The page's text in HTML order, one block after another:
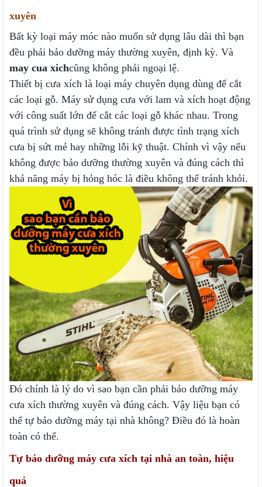
xuyên
Bất kỳ loại máy móc nào muốn sử dụng lâu dài thì bạn
đều phải bảo dưỡng máy thường xuyên, định kỳ. Và
may cua xichcũng không phải ngoại lệ.
Thiết bị cưa xích là loại máy chuyên dụng dùng để cắt
các loại gỗ. Máy sử dụng cưa với lam và xích hoạt động
với công suất lớn để cắt các loại gỗ khác nhau. Trong
quá trình sử dụng sẽ không tránh được tình trạng xích
cưa bị sứt mẻ hay những lỗi kỹ thuật. Chính vì vậy nếu
không được bảo dưỡng thường xuyên và đúng cách thì
khả năng máy bị hỏng hóc là điều không thể tránh khỏi.
Đó chính là lý do vì sao bạn cần phải bảo dưỡng máy
cưa xích thường xuyên và đúng cách. Vậy liệu bạn có
thể tự bảo dưỡng máy tại nhà không? Điều đó là hoàn
toàn có thể.
Tự bảo dưỡng máy cưa xích tại nhà an toàn, hiệu
quả